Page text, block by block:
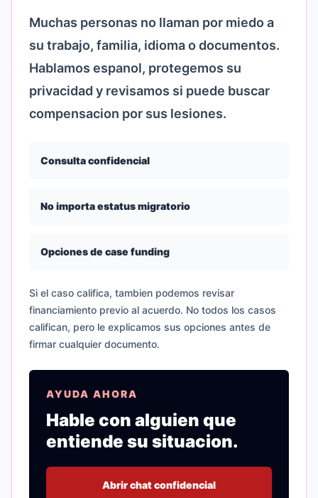
Muchas personas no llaman por miedo a
su trabajo, familia, idioma o documentos.
Hablamos espanol, protegemos su
privacidad y revisamos si puede buscar
compensacion por sus lesiones.
Consulta confidencial
No importa estatus migratorio
Opciones de case funding
Si el caso califica, tambien podemos revisar
financiamiento previo al acuerdo. No todos los casos
califican, pero le explicamos sus opciones antes de
firmar cualquier documento.
AYUDA AHORA
Hable con alguien que
entiende su situacion.
Abrir chat confidencial